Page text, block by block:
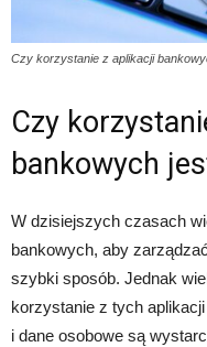
Czy korzystanie z aplikacji
Czy
bankowych
W dzisiejszych czasach
bankowych, aby
szybki sposób. Jednak
korzystanie z tych
i dane osobowe są